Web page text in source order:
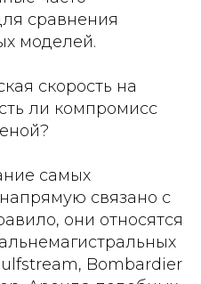
сравнения
моделей.
скорость на
ли компромисс
самых
связано с
они относятся
Bombardier